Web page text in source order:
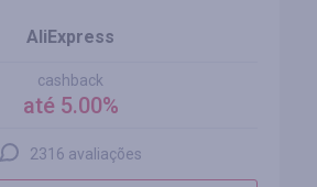
AliExpress
cashback
até 5.00%
2316 avaliações